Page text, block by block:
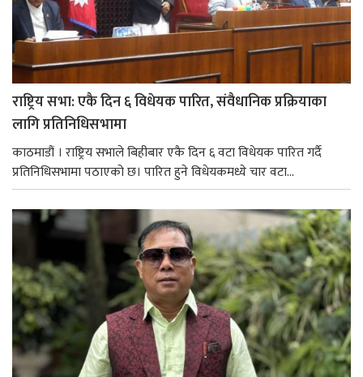
राष्ट्रिय सभा: एकै दिन ६ विधेयक पारित, संवैधानिक प्रक्रियाका
लागि प्रतिनिधिसभामा
काठमाडौं । राष्ट्रिय सभाले बिहीबार एकै दिन ६ वटा विधेयक पारित गर्दै
प्रतिनिधिसभामा पठाएको छ। पारित हुने विधेयकमध्ये चार वटा...